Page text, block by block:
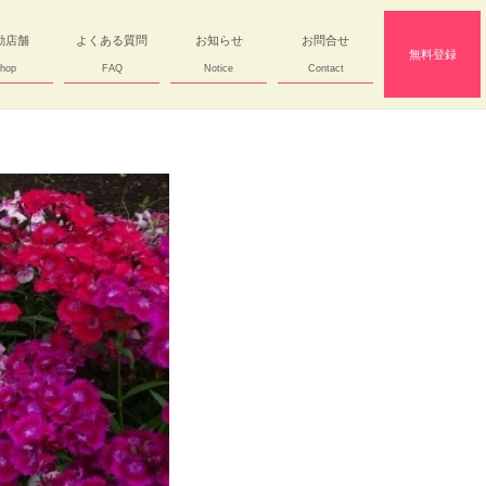
店舗 よくある質問
FAQ
お知らせ
Notice
お問合せ
Contact
無料登録